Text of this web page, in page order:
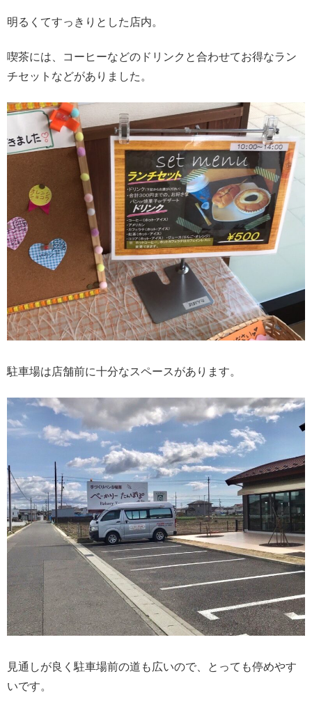
明るくてすっきりとした店内。
喫茶には、コーヒーなどのドリンクと合わせてお得なラン
チセットなどがありました。
駐車場は店舗前に十分なスペースがあります。
見通しが良く駐車場前の道も広いので、とっても停めやす
いです。